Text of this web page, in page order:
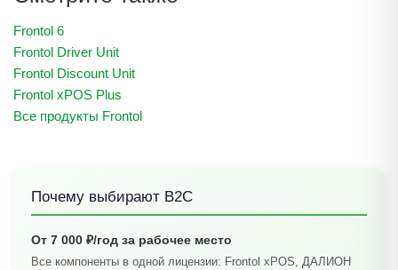
Frontol 6
Frontol Driver Unit
Frontol Discount Unit
Frontol xPOS Plus
Все продукты Frontol
Почему выбирают B2C
От 7 000 ₽/год за рабочее место
Все компоненты в одной лицензии: Frontol xPOS, ДАЛИОН